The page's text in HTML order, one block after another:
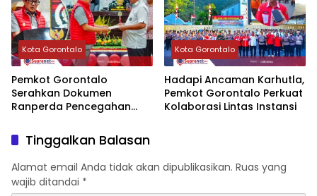
Kota Gorontalo
Pemkot Gorontalo
Serahkan Dokumen
Ranperda Pencegahan
DPRD
Kota Gorontalo
‎Hadapi Ancaman Karhutla,
Pemkot Gorontalo Perkuat
Kolaborasi Lintas Instansi‎‎
Tinggalkan Balasan
Alamat email Anda tidak akan dipublikasikan. Ruas yang
wajib ditandai *